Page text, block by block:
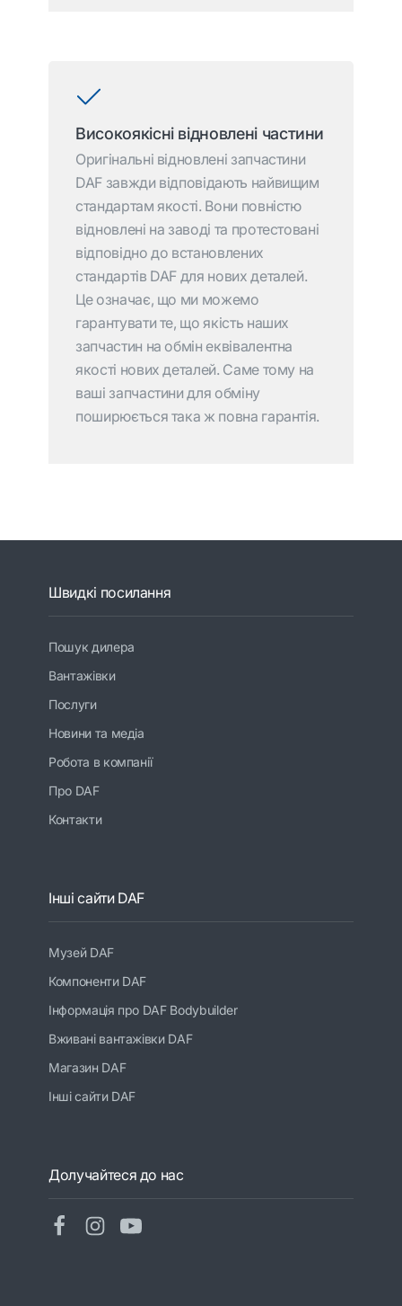
Високоякісні відновлені частини
Оригінальні відновлені запчастини
DAF завжди відповідають найвищим
стандартам якості. Вони повністю
відновлені на заводі та протестовані
відповідно до встановлених
стандартів DAF для нових деталей.
Це означає, що ми можемо
гарантувати те, що якість наших
запчастин на обмін еквівалентна
якості нових деталей. Саме тому на
ваші запчастини для обміну
поширюється така ж повна гарантія.
Швидкі посилання
Пошук дилера
Вантажівки
Послуги
Новини та медіа
Робота в компанії
Про DAF
Контакти
Інші сайти DAF
Музей DAF
Компоненти DAF
Інформація про DAF Bodybuilder
Вживані вантажівки DAF
Магазин DAF
Інші сайти DAF
Долучайтеся до нас